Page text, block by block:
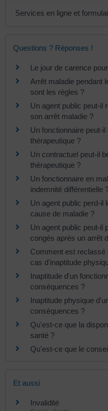
Services en ligne et
Questions ? Réponses !
Le jour de carence
Arrêt maladie pendant
sont les règles ?
Un agent public peut-il
son arrêt maladie ?
Un fonctionnaire peut-
thérapeutique ?
Un contractuel peut-il
thérapeutique ?
Un fonctionnaire en
indemnité différentielle
Un agent public perd-il
cause de maladie ?
Un agent public peut-il
congés après un arrêt
Comment est reclassé
cas d'inaptitude
Inaptitude d'un
conséquences ?
Inaptitude physique
conséquences ?
Qu'est-ce que la
santé ?
Qu'est-ce que le
Et aussi
Invalidité